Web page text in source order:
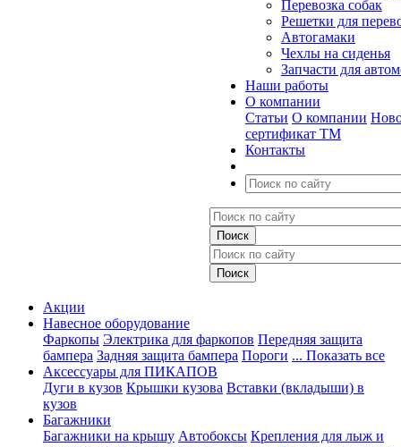
Перевозка собак
Решетки для
Автогамаки
Чехлы на сиденья
Запчасти для
Наши работы
О компании
Статьи О компании
сертификат ТМ
Контакты
Акции
Навесное оборудование
Фаркопы Электрика для фаркопов Передняя защита
бампера Задняя защита бампера Пороги ... Показать все
Аксессуары для ПИКАПОВ
Дуги в кузов Крышки кузова Вставки (вкладыши) в
кузов
Багажники
Багажники на крышу Автобоксы Крепления для лыж и